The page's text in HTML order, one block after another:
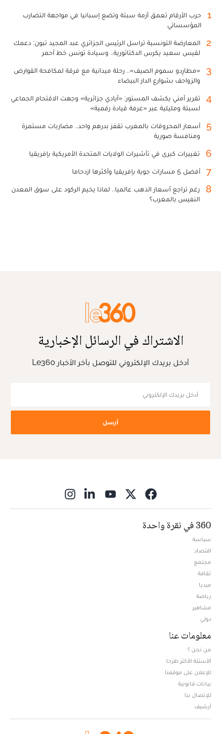
1
حرب الأرقام تعمق أزمة سبتة وتضع إسبانيا في مواجهة التضارب
المؤسساتي
2
المعارضة التونسية تراسل الرئيس الجزائري عبد المجيد تبون: دعمك
لقيس سعيد يكرس الدكتاتورية.. وسيادة تونس خط أحمر
3
«مطارِدو سموم الصيف».. رحلة ميدانية مع فرقة لمكافحة القوارض
والزواحف بشوارع الدار البيضاء
4
تقرير أمني يكشف المستور: «أيادي جزائرية» وجهت الاقتحام الجماعي
لسبتة ومليلية عبر «غرفة قيادة رقمية»
5
أسعار المحروقات بالمغرب تقفز بدرهم واحد.. مضاربات مستمرة
ومنافسة صورية
6 تغييرات كبرى في تأشيرات الولايات المتحدة الأمريكية بإفريقيا
7 أفضل 5 مسارات جوية بإفريقيا وأكثرها ازدحاما
8
رغم تراجع أسعار الذهب عالميا.. لماذا يخيم الركود على سوق المعدن
النفيس بالمغرب؟
الاشتراك في الرسائل الإخبارية
أدخل بريدك الإلكتروني للتوصل بآخر الأخبار Le360
أرسل
360 في نقرة واحدة
سياسة
اقتصاد
مجتمع
ثقافة
ميديا
رياضة
مشاهير
دولي
معلومات عنا
من نحن ؟
الأسئلة الأكثر طرحا
للإعلان على موقعنا
بيانات قانونية
للإتصال بنا
أرشيف